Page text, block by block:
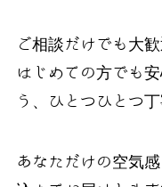
ご相談だけでも大歓
はじめての方でも
う、ひとつひとつ
あなただけの空気